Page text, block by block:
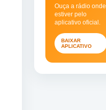
Ouça a rádio onde
estiver pelo
aplicativo oficial.
BAIXAR
APLICATIVO